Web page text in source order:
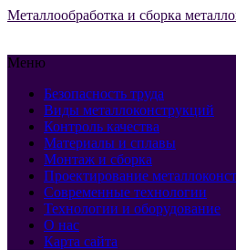
Металлообработка и сборка
Меню
Безопасность труда
Виды металлоконструкций
Контроль качества
Материалы и сплавы
Монтаж и сборка
Проектирование
Современные технологии
Технологии и оборудование
О нас
Карта сайта